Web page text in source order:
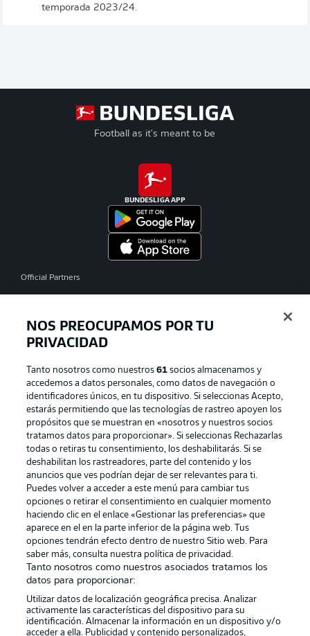
temporada 2023/24.
Football as it's meant to be
BUNDESLIGA APP
Official Partners
Publicidad Aviso legal
Gestionar las preferencias Declaracion de privacidad
Canales Trabajos
Jugadores Condiciones de uso
Sello Editorial Contacto
NOS PREOCUPAMOS POR TU
PRIVACIDAD
Tanto nosotros como nuestros61 socios almacenamos y
accedemos a datos personales, como datos de navegación o
identificadores únicos, en tu dispositivo. Si seleccionas Acepto,
estarás permitiendo que las tecnologías de rastreo apoyen los
propósitos que se muestran en «nosotros y nuestros socios
tratamos datos para proporcionar». Si seleccionas Rechazarlas
todas o retiras tu consentimiento, los deshabilitarás. Si se
deshabilitan los rastreadores, parte del contenido y los
anuncios que ves podrían dejar de ser relevantes para ti.
Puedes volver a acceder a este menú para cambiar tus
opciones o retirar el consentimiento en cualquier momento
haciendo clic en el enlace «Gestionar las preferencias» que
aparece en el en la parte inferior de la página web. Tus
opciones tendrán efecto dentro de nuestro Sitio web. Para
saber más, consulta nuestra política de privacidad.
Tanto nosotros como nuestros asociados tratamos los
datos para proporcionar:
Utilizar datos de localización geográfica precisa. Analizar
activamente las características del dispositivo para su
identificación. Almacenar la información en un dispositivo y/o
acceder a ella. Publicidad y contenido personalizados,